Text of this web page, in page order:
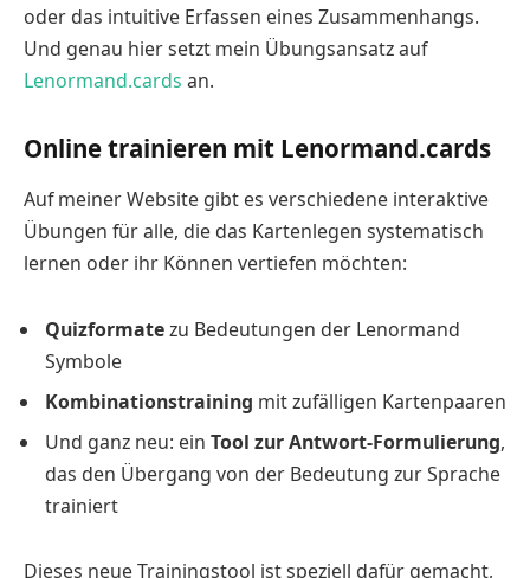
oder das intuitive Erfassen eines Zusammenhangs.
Und genau hier setzt mein Übungsansatz auf
Lenormand.cards an.
Online trainieren mit Lenormand.cards
Auf meiner Website gibt es verschiedene interaktive
Übungen für alle, die das Kartenlegen systematisch
lernen oder ihr Können vertiefen möchten:
Quizformatezu Bedeutungen der Lenormand
Symbole
Kombinationstraining mit zufälligen Kartenpaaren
Und ganz neu: ein Tool zur Antwort-Formulierung,
das den Übergang von der Bedeutung zur Sprache
trainiert
Dieses neue Trainingstool ist speziell dafür gemacht,